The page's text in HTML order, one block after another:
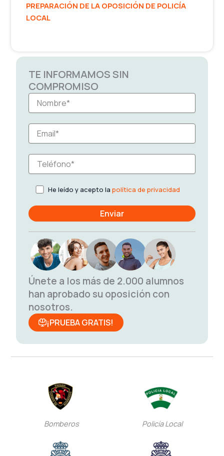
PREPARACIÓN DE LA OPOSICIÓN DE POLICÍA
LOCAL
TE INFORMAMOS SIN
COMPROMISO
He leído y acepto la política de privacidad
Únete a los más de 2.000 alumnos
han aprobado su oposición con
nosotros.
¡PRUEBA GRATIS!
Bomberos Policía Local